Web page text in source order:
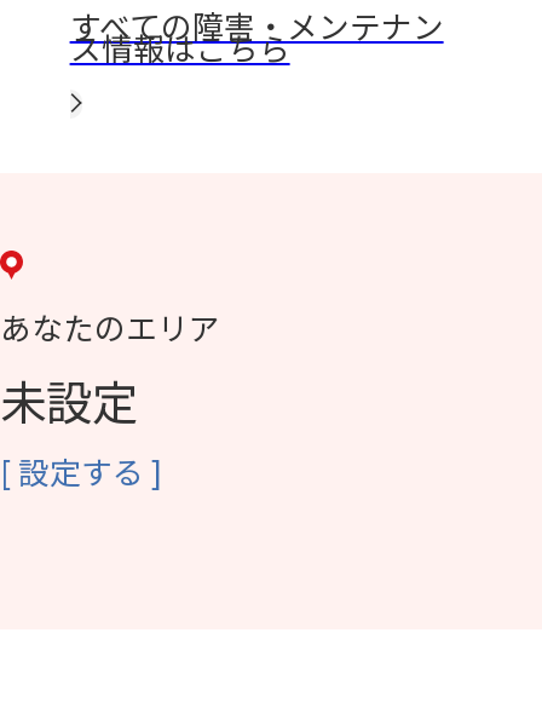
すべての障害・メンテナン
ス情報はこちら
あなたのエリア
未設定
[設定する ]